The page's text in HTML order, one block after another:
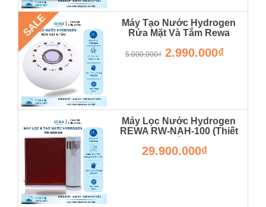
SALE
Máy Tạo Nước Hydrogen
Rửa Mặt Và Tắm Rewa
5.000.000₫ 2.990.000₫
Máy Lọc Nước Hydrogen
REWA RW-NAH-100 (Thiết
29.900.000₫